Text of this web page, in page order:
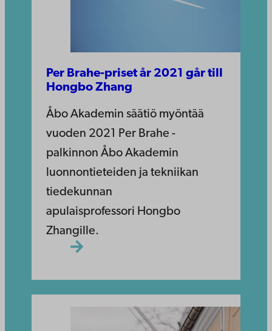
Per Brahe-priset år 2021 går till
Hongbo Zhang
Åbo Akademin säätiö myöntää
vuoden 2021 Per Brahe -
palkinnon Åbo Akademin
luonnontieteiden ja tekniikan
tiedekunnan
apulaisprofessori Hongbo
Zhangille.